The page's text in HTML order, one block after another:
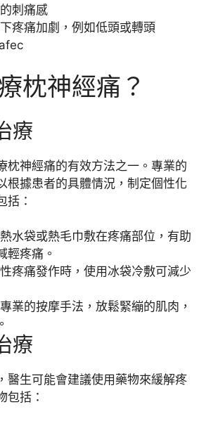
刺痛感
疼痛加劇，例如低頭或轉頭
枕神經痛？
療
枕神經痛的有效方法之一。專業的
根據患者的具體情況，制定個性化
括：
熱水袋或熱毛巾敷在疼痛部位，有助
輕疼痛。
性疼痛發作時，使用冰袋冷敷可減少
專業的按摩手法，放鬆緊繃的肌肉，
療
醫生可能會建議使用藥物來緩解疼
包括：